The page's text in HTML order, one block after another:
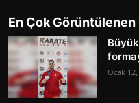
En Çok
Ocak